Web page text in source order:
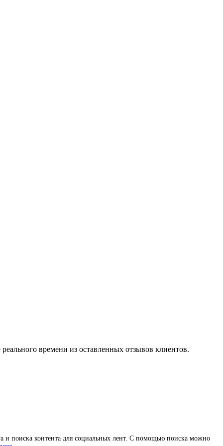
времени из оставленных отзывов клиентов.
и поиска контента для социальных лент. С помощью поиска можно